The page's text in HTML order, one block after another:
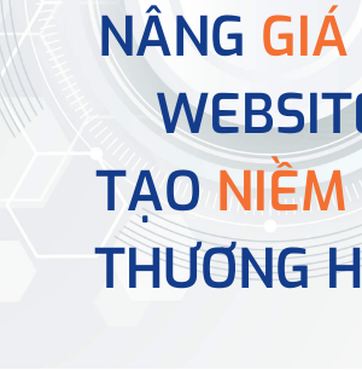
NÂNG
TẠO
THƯƠNG